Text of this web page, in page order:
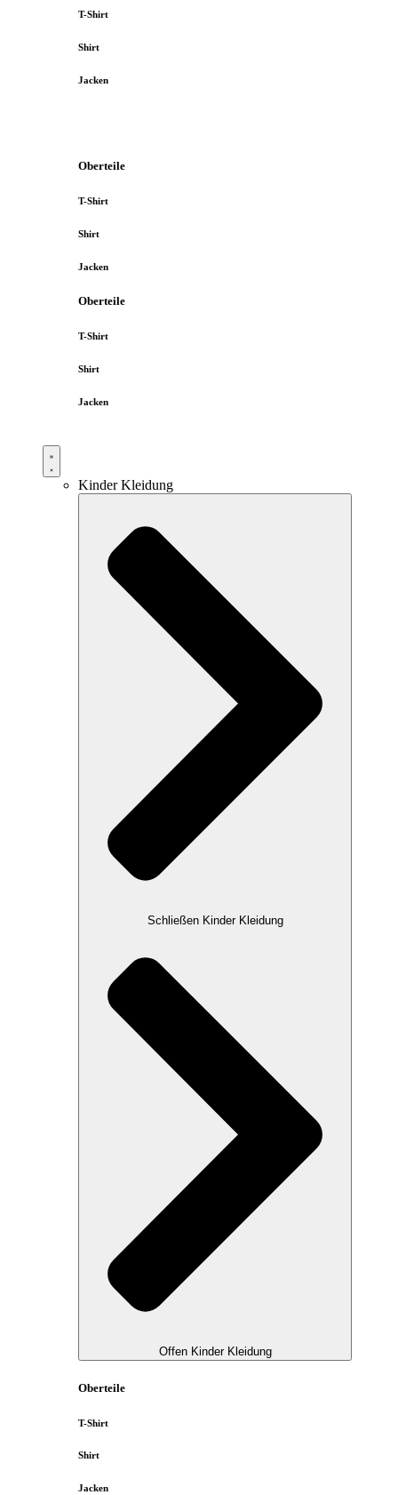
T-Shirt
Shirt
Jacken
Oberteile
T-Shirt
Shirt
Jacken
Oberteile
T-Shirt
Shirt
Jacken
Kinder Kleidung
Schließen Kinder Kleidung
Offen Kinder Kleidung
Oberteile
T-Shirt
Shirt
Jacken